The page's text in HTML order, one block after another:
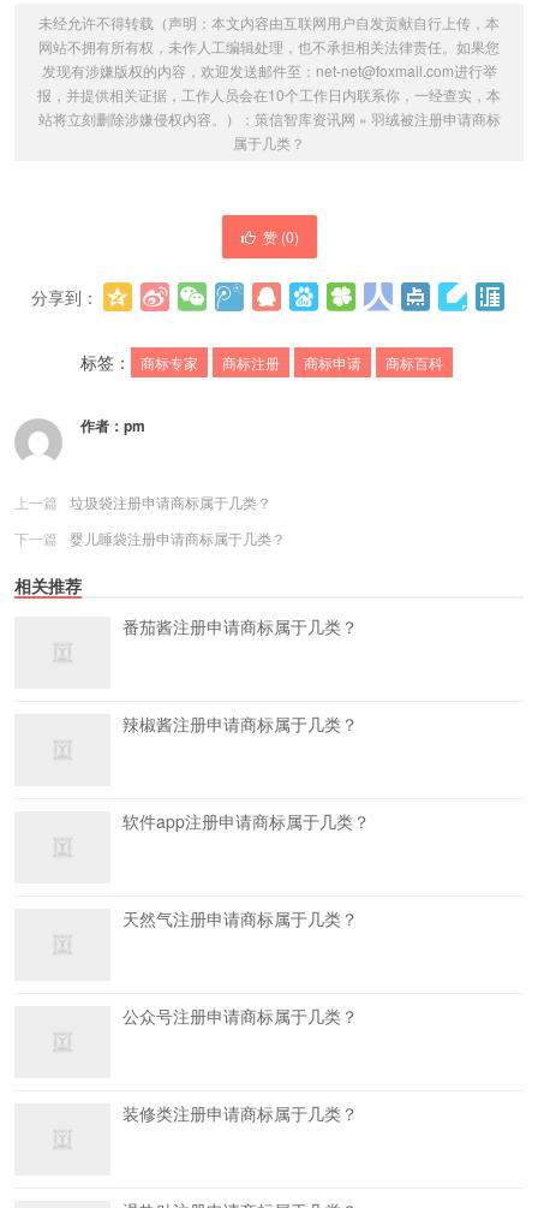
未经允许不得转载（声明：本文内容由互联网用户自发贡献自行上传，本
网站不拥有所有权，未作人工编辑处理，也不承担相关法律责任。如果您
发现有涉嫌版权的内容，欢迎发送邮件至：net-net@foxmail.com进行举
报，并提供相关证据，工作人员会在10个工作日内联系你，一经查实，本
站将立刻删除涉嫌侵权内容。）： 策信智库资讯网 » 羽绒被注册申请商标
属于几类？
赞 (0)
分享到：
标签：
商标专家 商标注册 商标申请 商标百科
作者： pm
上一篇
垃圾袋注册申请商标属于几类？
下一篇
婴儿睡袋注册申请商标属于几类？
相关推荐
番茄酱注册申请商标属于几类？
辣椒酱注册申请商标属于几类？
软件app注册申请商标属于几类？
天然气注册申请商标属于几类？
公众号注册申请商标属于几类？
装修类注册申请商标属于几类？